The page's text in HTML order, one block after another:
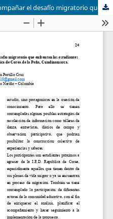
La danza como medio para acompañar el desafío migratorio que enfrentan los estudiantes próximos a egresar de la I.E.D. República de Corea de la Peña, Cundinamarca.